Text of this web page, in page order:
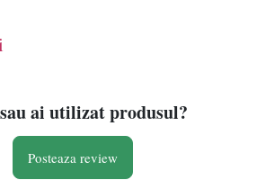
ai utilizat produsul?
Posteaza review